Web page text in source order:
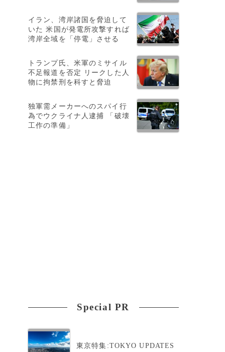
イラン、湾岸諸国を脅迫して
いた 米国が発電所攻撃すれば
湾岸全域を「停電」させる
トランプ氏、米軍のミサイル
不足報道を否定 リークした人
物に拘禁刑を科すと脅迫
独軍需メーカーへのスパイ行
為でウクライナ人逮捕 「破壊
工作の準備」
Special PR
東京特集:TOKYO UPDATES